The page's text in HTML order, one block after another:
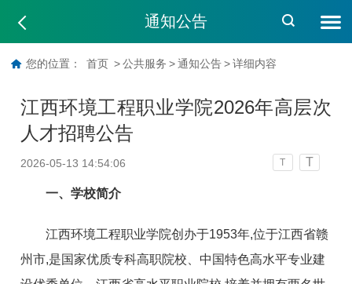
通知公告
您的位置： 首页 > 公共服务 > 通知公告 > 详细内容
江西环境工程职业学院2026年高层次
人才招聘公告
2026-05-13 14:54:06 T T
一、学校简介
江西环境工程职业学院创办于1953年,位于江西省赣
州市,是国家优质专科高职院校、中国特色高水平专业建